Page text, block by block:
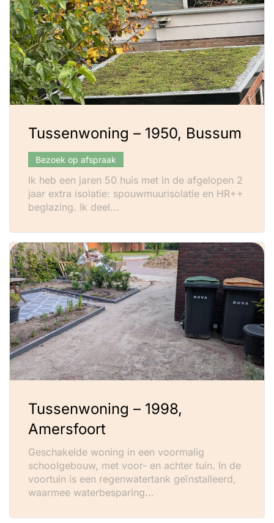
Tussenwoning – 1950, Bussum
Bezoek op afspraak
Ik heb een jaren 50 huis met in de afgelopen 2
jaar extra isolatie: spouwmuurisolatie en HR++
beglazing. Ik deel...
Tussenwoning – 1998,
Amersfoort
Geschakelde woning in een voormalig
schoolgebouw, met voor- en achter tuin. In de
voortuin is een regenwatertank geïnstalleerd,
waarmee waterbesparing...